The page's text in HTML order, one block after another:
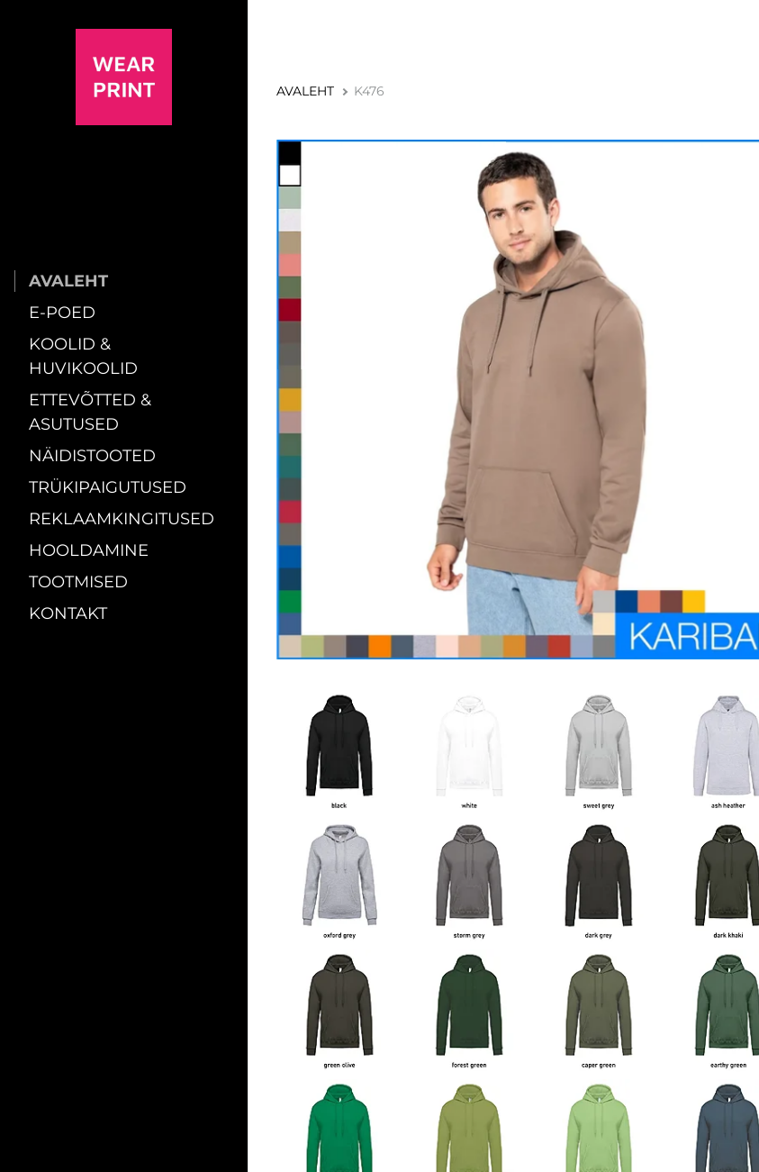
AVALEHT
E-POED
KOOLID &
HUVIKOOLID
ETTEVÕTTED &
ASUTUSED
NÄIDISTOOTED
TRÜKIPAIGUTUSED
REKLAAMKINGITUSED
HOOLDAMINE
TOOTMISED
KONTAKT
AVALEHT K476